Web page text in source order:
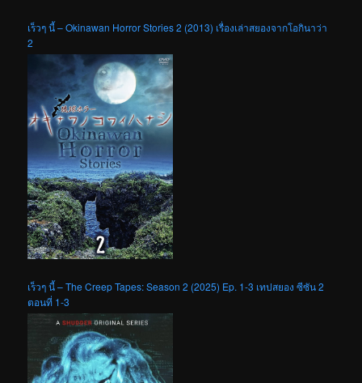
เร็วๆ นี้ – Okinawan Horror Stories 2 (2013) เรื่องเล่าสยองจากโอกินาว่า
2
เร็วๆ นี้ – The Creep Tapes: Season 2 (2025) Ep. 1-3 เทปสยอง ซีซัน 2
ตอนที่ 1-3